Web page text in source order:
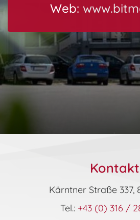
Web:
Kontakt
Kärntner Straße 337,
Tel.: +43 (0) 316 /